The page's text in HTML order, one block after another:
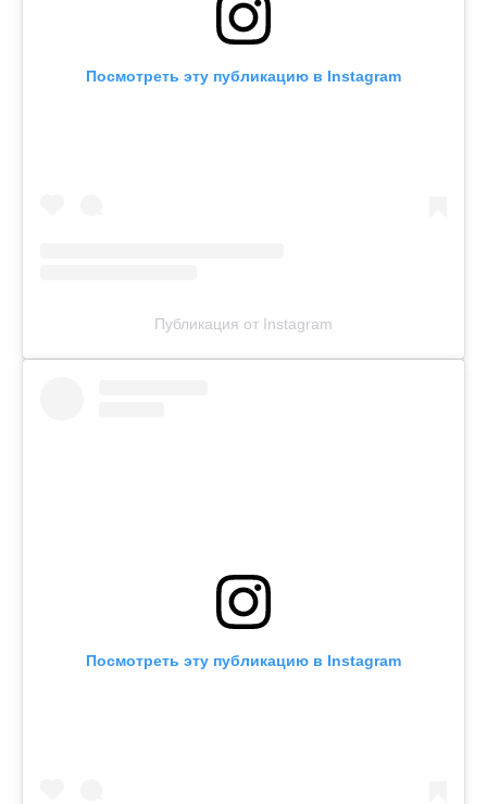
Посмотреть эту публикацию в Instagram
Публикация от Instagram
Посмотреть эту публикацию в Instagram